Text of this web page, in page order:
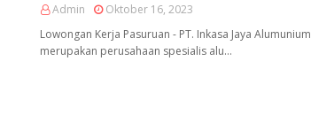
Admin
Oktober 16, 2023
Lowongan Kerja Pasuruan - PT. Inkasa Jaya Alumunium
merupakan perusahaan spesialis alu…